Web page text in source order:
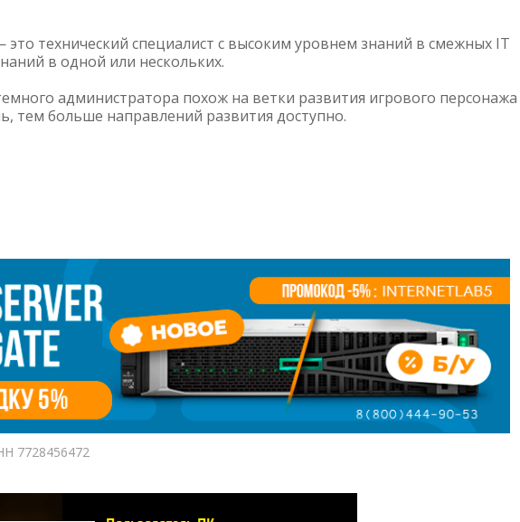
технический специалист с высоким уровнем знаний в смежных IT
в одной или нескольких.
администратора похож на ветки развития игрового персонажа
тем больше направлений развития доступно.
7728456472